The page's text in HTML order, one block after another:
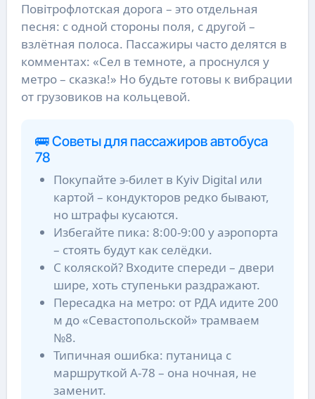
Повітрофлотская дорога – это отдельная
песня: с одной стороны поля, с другой –
взлётная полоса. Пассажиры часто делятся в
комментах: «Сел в темноте, а проснулся у
метро – сказка!» Но будьте готовы к вибрации
от грузовиков на кольцевой.
🚌 Советы для пассажиров автобуса
78
Покупайте э-билет в Kyiv Digital или
картой – кондукторов редко бывают,
но штрафы кусаются.
Избегайте пика: 8:00-9:00 у аэропорта
– стоять будут как селёдки.
С коляской? Входите спереди – двери
шире, хоть ступеньки раздражают.
Пересадка на метро: от РДА идите 200
м до «Севастопольской» трамваем
№8.
Типичная ошибка: путаница с
маршруткой А-78 – она ночная, не
заменит.